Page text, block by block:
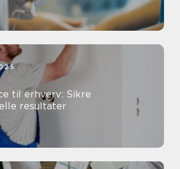
til erhverv: Sikre
resultater